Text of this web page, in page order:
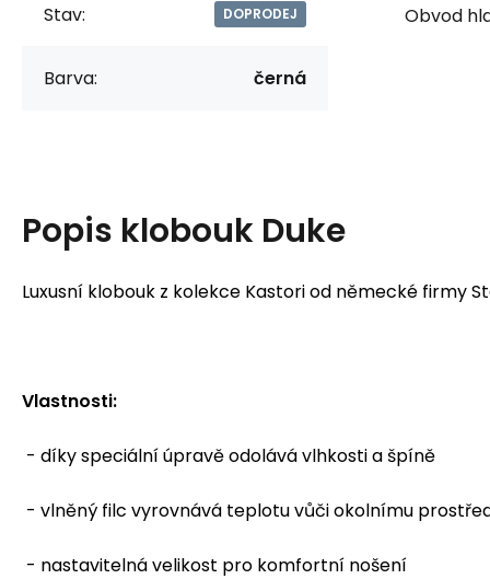
Stav: DOPRODEJ
Barva: černá
Obvod
Popis klobouk Duke
Luxusní klobouk z kolekce Kastori od německé firmy
Vlastnosti:
- díky speciální úpravě odolává vlhkosti a špíně
- vlněný filc vyrovnává teplotu vůči okolnímu
- nastavitelná velikost pro komfortní nošení